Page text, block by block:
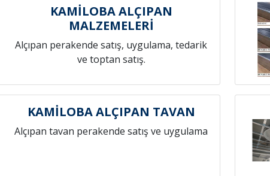
KAMİLOBA ALÇIPAN
MALZEMELERİ
Alçıpan perakende satış, uygulama, tedarik
ve toptan satış.
KAMİLOBA ALÇIPAN TAVAN
Alçıpan tavan perakende satış ve uygulama